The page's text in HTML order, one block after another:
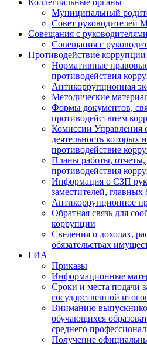
Коллегиальные органы
Муниципальный
Совет руководителей
Совещания с
Совещания с
Противодействие коррупции
Нормативные
противодействия
Антикоррупционная
Методические
Формы документов,
противодействием
Комиссии Управления
деятельность которых
противодействие
Планы работы,
противодействия
Информация о СЗП
заместителей, главных
Антикоррупционное
Обратная связь для
коррупции
Сведения о доходах,
обязательствах
ГИА
Приказы
Информационные
Сроки и места подачи
государственной
Вниманию
обучающихся
среднего
Получение